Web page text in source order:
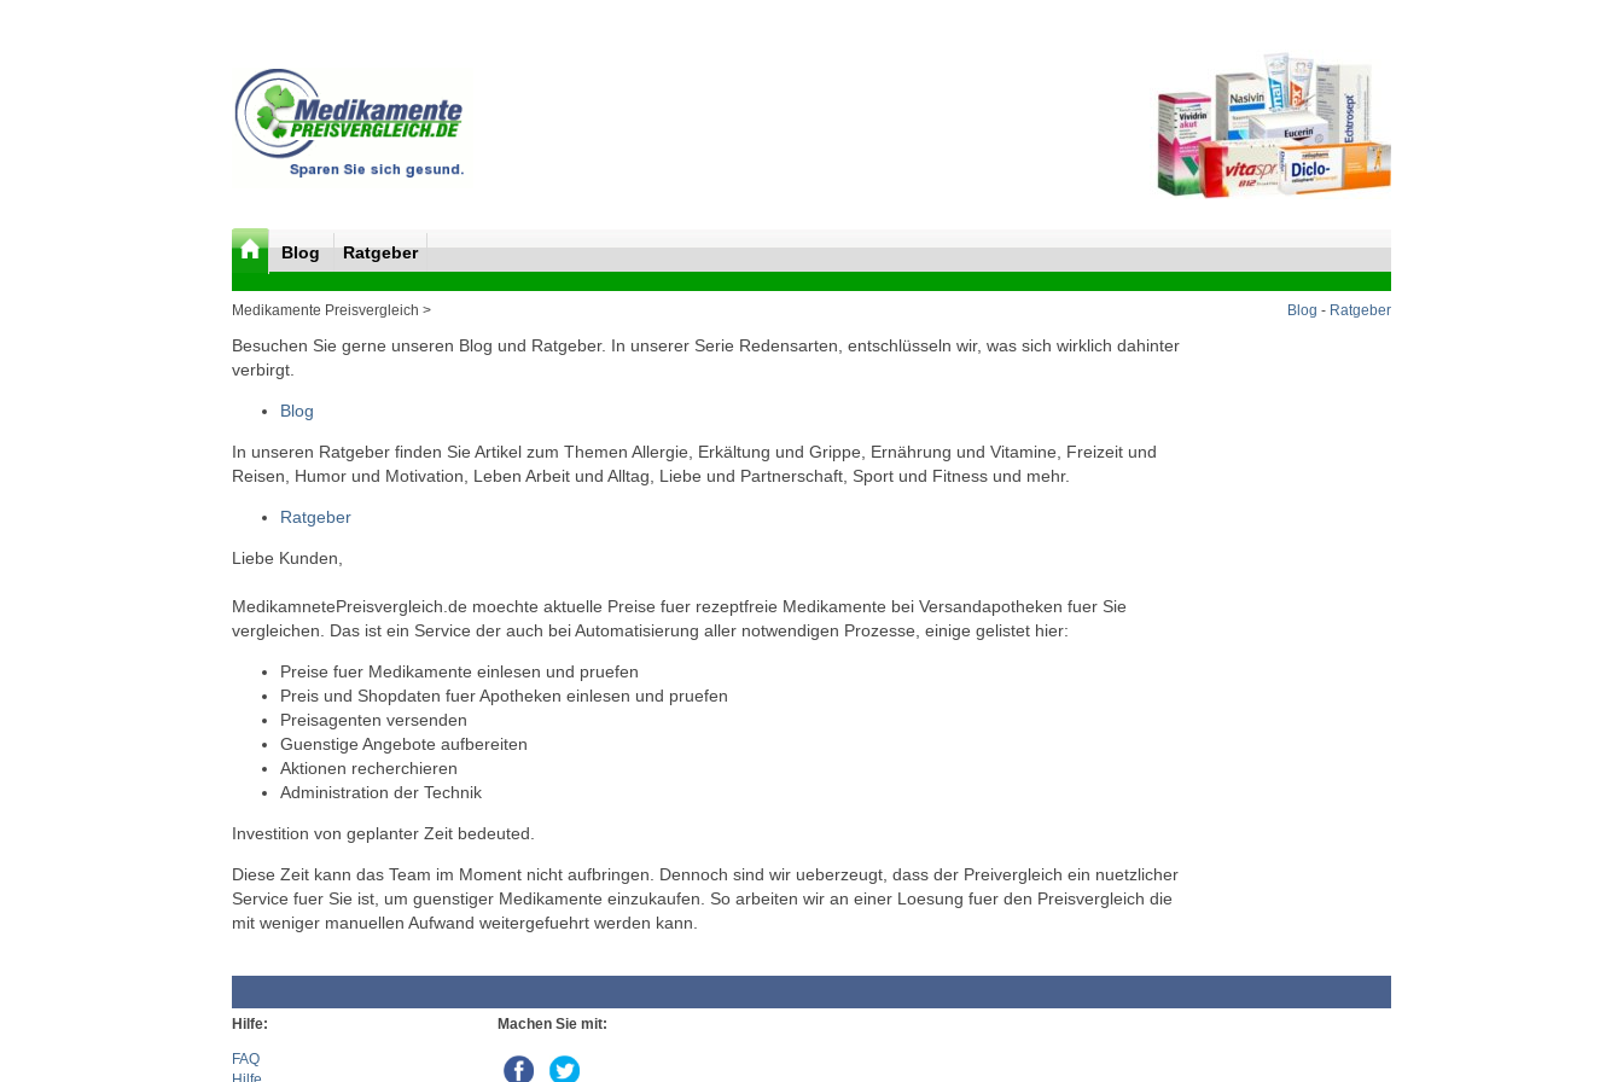
Blog Ratgeber
Medikamente Preisvergleich > Blog - Ratgeber
Besuchen Sie gerne unseren Blog und Ratgeber. In unserer Serie Redensarten, entschlüsseln wir, was sich wirklich dahinter
verbirgt.
Blog
In unseren Ratgeber finden Sie Artikel zum Themen Allergie, Erkältung und Grippe, Ernährung und Vitamine, Freizeit und
Reisen, Humor und Motivation, Leben Arbeit und Alltag, Liebe und Partnerschaft, Sport und Fitness und mehr.
Ratgeber
Liebe Kunden,
MedikamnetePreisvergleich.de moechte aktuelle Preise fuer rezeptfreie Medikamente bei Versandapotheken fuer Sie
vergleichen. Das ist ein Service der auch bei Automatisierung aller notwendigen Prozesse, einige gelistet hier:
Preise fuer Medikamente einlesen und pruefen
Preis und Shopdaten fuer Apotheken einlesen und pruefen
Preisagenten versenden
Guenstige Angebote aufbereiten
Aktionen recherchieren
Administration der Technik
Investition von geplanter Zeit bedeuted.
Diese Zeit kann das Team im Moment nicht aufbringen. Dennoch sind wir ueberzeugt, dass der Preivergleich ein nuetzlicher
Service fuer Sie ist, um guenstiger Medikamente einzukaufen. So arbeiten wir an einer Loesung fuer den Preisvergleich die
mit weniger manuellen Aufwand weitergefuehrt werden kann.
Hilfe:
FAQ
Machen Sie mit: